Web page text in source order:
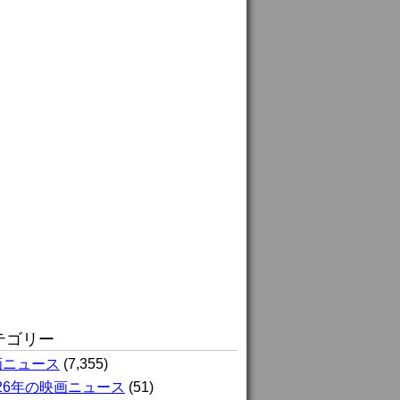
ゴリー
ュース (7,355)
年の映画ニュース (51)